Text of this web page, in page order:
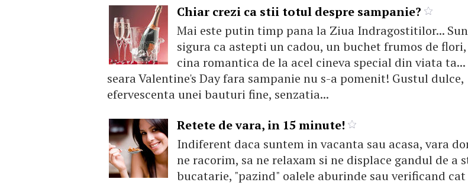
Chiar crezi ca stii totul despre sampanie?
Mai este putin timp pana la Ziua Indragostitilor...
sigura ca astepti un cadou, un buchet frumos de flori,
cina romantica de la acel cineva special din viata ta...
seara Valentine's Day fara sampanie nu s-a pomenit! Gustul dulce,
efervescenta unei bauturi fine, senzatia...
Retete de vara, in 15 minute!
Indiferent daca suntem in vacanta sau acasa, vara
ne racorim, sa ne relaxam si ne displace gandul de a
bucatarie, "pazind" oalele aburinde sau verificand cat